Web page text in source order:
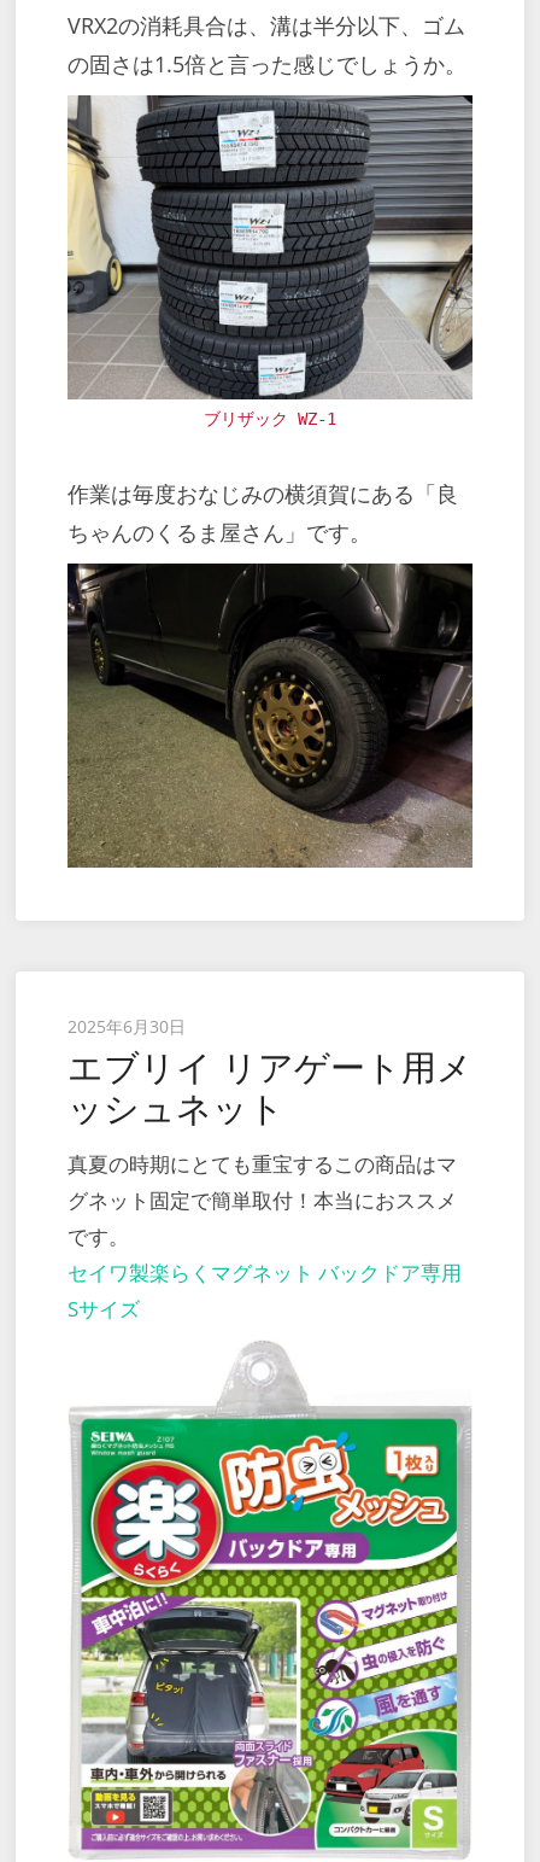
VRX2の消耗具合は、溝は半分以下、ゴム
の固さは1.5倍と言った感じでしょうか。
ブリザック WZ-1
作業は毎度おなじみの横須賀にある「良
ちゃんのくるま屋さん」です。
Posted
on
2025年6月30日
エブリイ リアゲート用メ
ッシュネット
真夏の時期にとても重宝するこの商品はマ
グネット固定で簡単取付！本当におススメ
です。
セイワ製楽らくマグネット バックドア専用
Sサイズ